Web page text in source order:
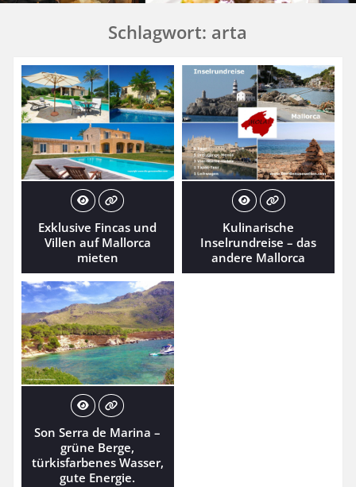
Schlagwort: arta
Exklusive Fincas und
Villen auf Mallorca
mieten
Kulinarische
Inselrundreise – das
andere Mallorca
Son Serra de Marina –
grüne Berge,
türkisfarbenes Wasser,
gute Energie.